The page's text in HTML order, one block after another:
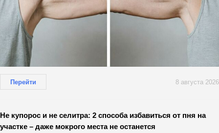
Перейти 8 августа 2026
Не купорос и не селитра: 2 способа избавиться от пня на
участке – даже мокрого места не останется